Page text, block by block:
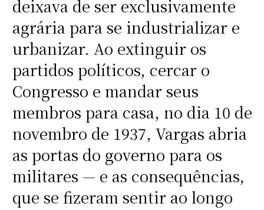
deixava de ser exclusivamente
agrária para se industrializar e
urbanizar. Ao extinguir os
partidos políticos, cercar o
Congresso e mandar seus
membros para casa, no dia 10 de
novembro de 1937, Vargas abria
as portas do governo para os
militares — e as consequências,
que se fizeram sentir ao longo